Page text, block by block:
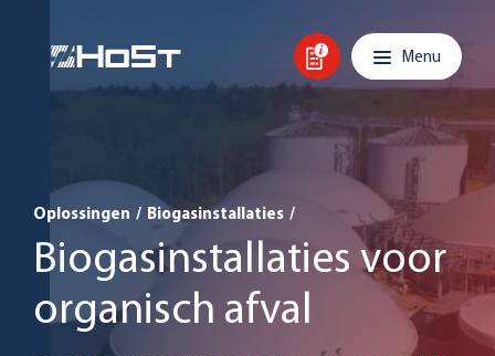
Hoofdnavigatie
Menu
Oplossingen / Biogasinstallaties /
Biogasinstallaties voor
organisch afval